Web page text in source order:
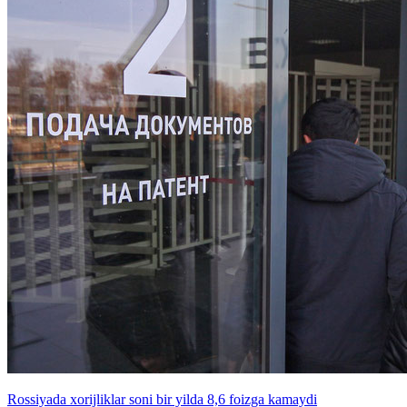
Rossiyada xorijliklar soni bir yilda 8,6 foizga kamaydi